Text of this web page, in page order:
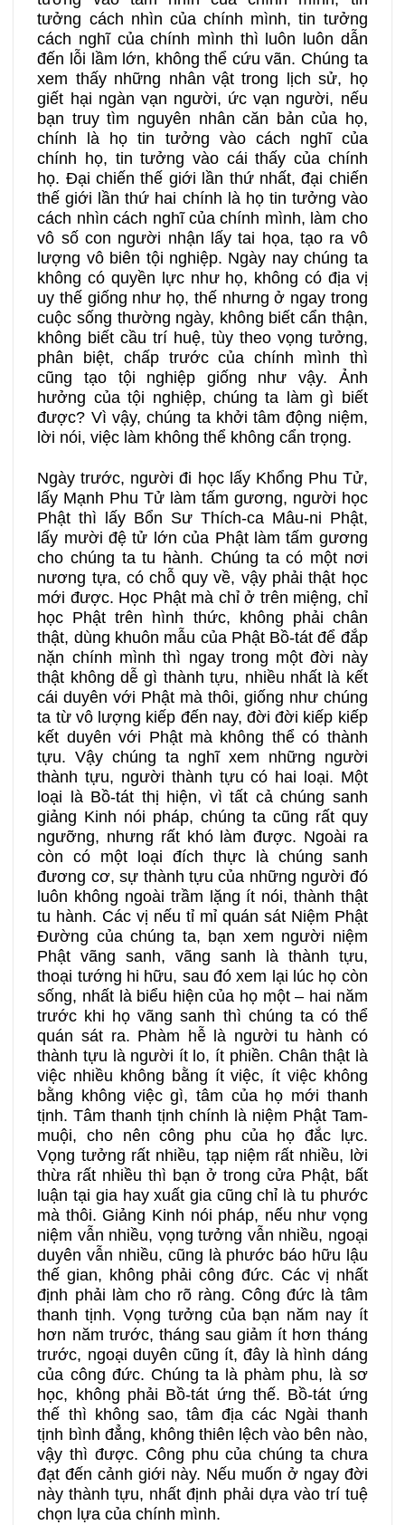
tưởng cách nhìn của chính mình, tin tưởng
cách nghĩ của chính mình thì luôn luôn dẫn
đến lỗi lầm lớn, không thể cứu vãn. Chúng ta
xem thấy những nhân vật trong lịch sử, họ
giết hại ngàn vạn người, ức vạn người, nếu
bạn truy tìm nguyên nhân căn bản của họ,
chính là họ tin tưởng vào cách nghĩ của
chính họ, tin tưởng vào cái thấy của chính
họ. Đại chiến thế giới lần thứ nhất, đại chiến
thế giới lần thứ hai chính là họ tin tưởng vào
cách nhìn cách nghĩ của chính mình, làm cho
vô số con người nhận lấy tai họa, tạo ra vô
lượng vô biên tội nghiệp. Ngày nay chúng ta
không có quyền lực như họ, không có địa vị
uy thế giống như họ, thế nhưng ở ngay trong
cuộc sống thường ngày, không biết cẩn thận,
không biết cầu trí huệ, tùy theo vọng tưởng,
phân biệt, chấp trước của chính mình thì
cũng tạo tội nghiệp giống như vậy. Ảnh
hưởng của tội nghiệp, chúng ta làm gì biết
được? Vì vậy, chúng ta khởi tâm động niệm,
lời nói, việc làm không thể không cẩn trọng.
Ngày trước, người đi học lấy Khổng Phu Tử,
lấy Mạnh Phu Tử làm tấm gương, người học
Phật thì lấy Bổn Sư Thích-ca Mâu-ni Phật,
lấy mười đệ tử lớn của Phật làm tấm gương
cho chúng ta tu hành. Chúng ta có một nơi
nương tựa, có chỗ quy về, vậy phải thật học
mới được. Học Phật mà chỉ ở trên miệng, chỉ
học Phật trên hình thức, không phải chân
thật, dùng khuôn mẫu của Phật Bồ-tát để đắp
nặn chính mình thì ngay trong một đời này
thật không dễ gì thành tựu, nhiều nhất là kết
cái duyên với Phật mà thôi, giống như chúng
ta từ vô lượng kiếp đến nay, đời đời kiếp kiếp
kết duyên với Phật mà không thể có thành
tựu. Vậy chúng ta nghĩ xem những người
thành tựu, người thành tựu có hai loại. Một
loại là Bồ-tát thị hiện, vì tất cả chúng sanh
giảng Kinh nói pháp, chúng ta cũng rất quy
ngưỡng, nhưng rất khó làm được. Ngoài ra
còn có một loại đích thực là chúng sanh
đương cơ, sự thành tựu của những người đó
luôn không ngoài trầm lặng ít nói, thành thật
tu hành. Các vị nếu tỉ mỉ quán sát Niệm Phật
Đường của chúng ta, bạn xem người niệm
Phật vãng sanh, vãng sanh là thành tựu,
thoại tướng hi hữu, sau đó xem lại lúc họ còn
sống, nhất là biểu hiện của họ một – hai năm
trước khi họ vãng sanh thì chúng ta có thể
quán sát ra. Phàm hễ là người tu hành có
thành tựu là người ít lo, ít phiền. Chân thật là
việc nhiều không bằng ít việc, ít việc không
bằng không việc gì, tâm của họ mới thanh
tịnh. Tâm thanh tịnh chính là niệm Phật Tam-
muội, cho nên công phu của họ đắc lực.
Vọng tưởng rất nhiều, tạp niệm rất nhiều, lời
thừa rất nhiều thì bạn ở trong cửa Phật, bất
luận tại gia hay xuất gia cũng chỉ là tu phước
mà thôi. Giảng Kinh nói pháp, nếu như vọng
niệm vẫn nhiều, vọng tưởng vẫn nhiều, ngoại
duyên vẫn nhiều, cũng là phước báo hữu lậu
thế gian, không phải công đức. Các vị nhất
định phải làm cho rõ ràng. Công đức là tâm
thanh tịnh. Vọng tưởng của bạn năm nay ít
hơn năm trước, tháng sau giảm ít hơn tháng
trước, ngoại duyên cũng ít, đây là hình dáng
của công đức. Chúng ta là phàm phu, là sơ
học, không phải Bồ-tát ứng thế. Bồ-tát ứng
thế thì không sao, tâm địa các Ngài thanh
tịnh bình đẳng, không thiên lệch vào bên nào,
vậy thì được. Công phu của chúng ta chưa
đạt đến cảnh giới này. Nếu muốn ở ngay đời
này thành tựu, nhất định phải dựa vào trí tuệ
chọn lựa của chính mình.